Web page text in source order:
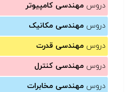
دروس مهندسی کامپیوتر
دروس مهندسی مکانیک
دروس مهندسی قدرت
دروس مهندسی کنترل
دروس مهندسی مخابرات